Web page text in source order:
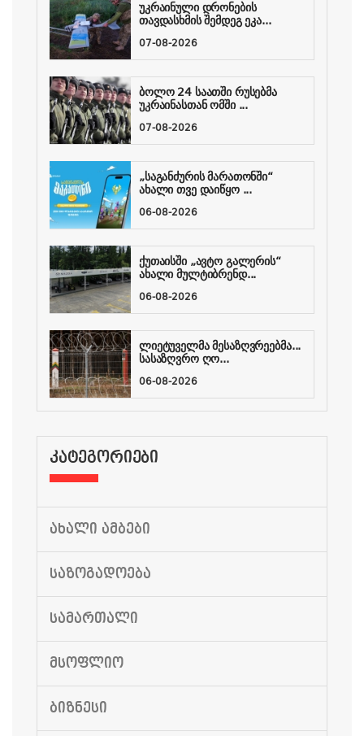
უკრაინული დრონების
თავდასხმის შემდეგ ეკა...
07-08-2026
ბოლო 24 საათში რუსებმა
უკრაინასთან ომში ...
07-08-2026
„საგანძურის მარათონში“
ახალი თვე დაიწყო ...
06-08-2026
ქუთაისში „ავტო გალერის“
ახალი მულტიბრენდ...
06-08-2026
ლიეტუველმა მესაზღვრეებმა...
სასაზღვრო ღო...
06-08-2026
ᲙᲐᲢᲔᲒᲝᲠᲘᲔᲑᲘ
ᲐᲮᲐᲚᲘ ᲐᲛᲑᲔᲑᲘ
ᲡᲐᲖᲝᲒᲐᲓᲝᲔᲑᲐ
ᲡᲐᲛᲐᲠᲗᲐᲚᲘ
ᲛᲡᲝᲤᲚᲘᲝ
ᲑᲘᲖᲜᲔᲡᲘ